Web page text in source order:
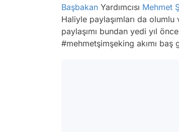
Başbakan Yardımcısı Mehmet
Haliyle paylaşımları da
paylaşımı bundan yedi yıl
#mehmetşimşeking akımı baş